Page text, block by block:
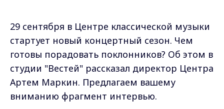
29 сентября в Центре классической музыки
стартует новый концертный сезон. Чем
готовы порадовать поклонников? Об этом в
студии "Вестей" рассказал директор Центра
Артем Маркин. Предлагаем вашему
вниманию фрагмент интервью.